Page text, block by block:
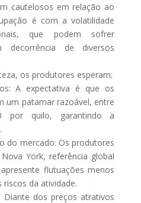
cautelosos em relação ao
é com a volatilidade
que podem sofrer
decorrência de diversos
os produtores esperam:
A expectativa é que os
um patamar razoável, entre
por quilo, garantindo a
do mercado: Os produtores
York, referência global
flutuações menos
da atividade.
dos preços atrativos